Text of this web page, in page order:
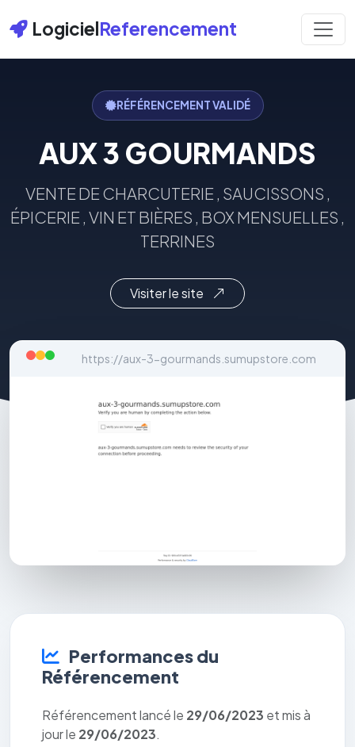
LogicielReferencement
RÉFÉRENCEMENT VALIDÉ
AUX 3 GOURMANDS
VENTE DE CHARCUTERIE , SAUCISSONS ,
ÉPICERIE , VIN ET BIÈRES , BOX MENSUELLES ,
TERRINES
Visiter le site
https://aux-3-gourmands.sumupstore.com
Performances du
Référencement
Référencement lancé le 29/06/2023 et mis à
jour le 29/06/2023.